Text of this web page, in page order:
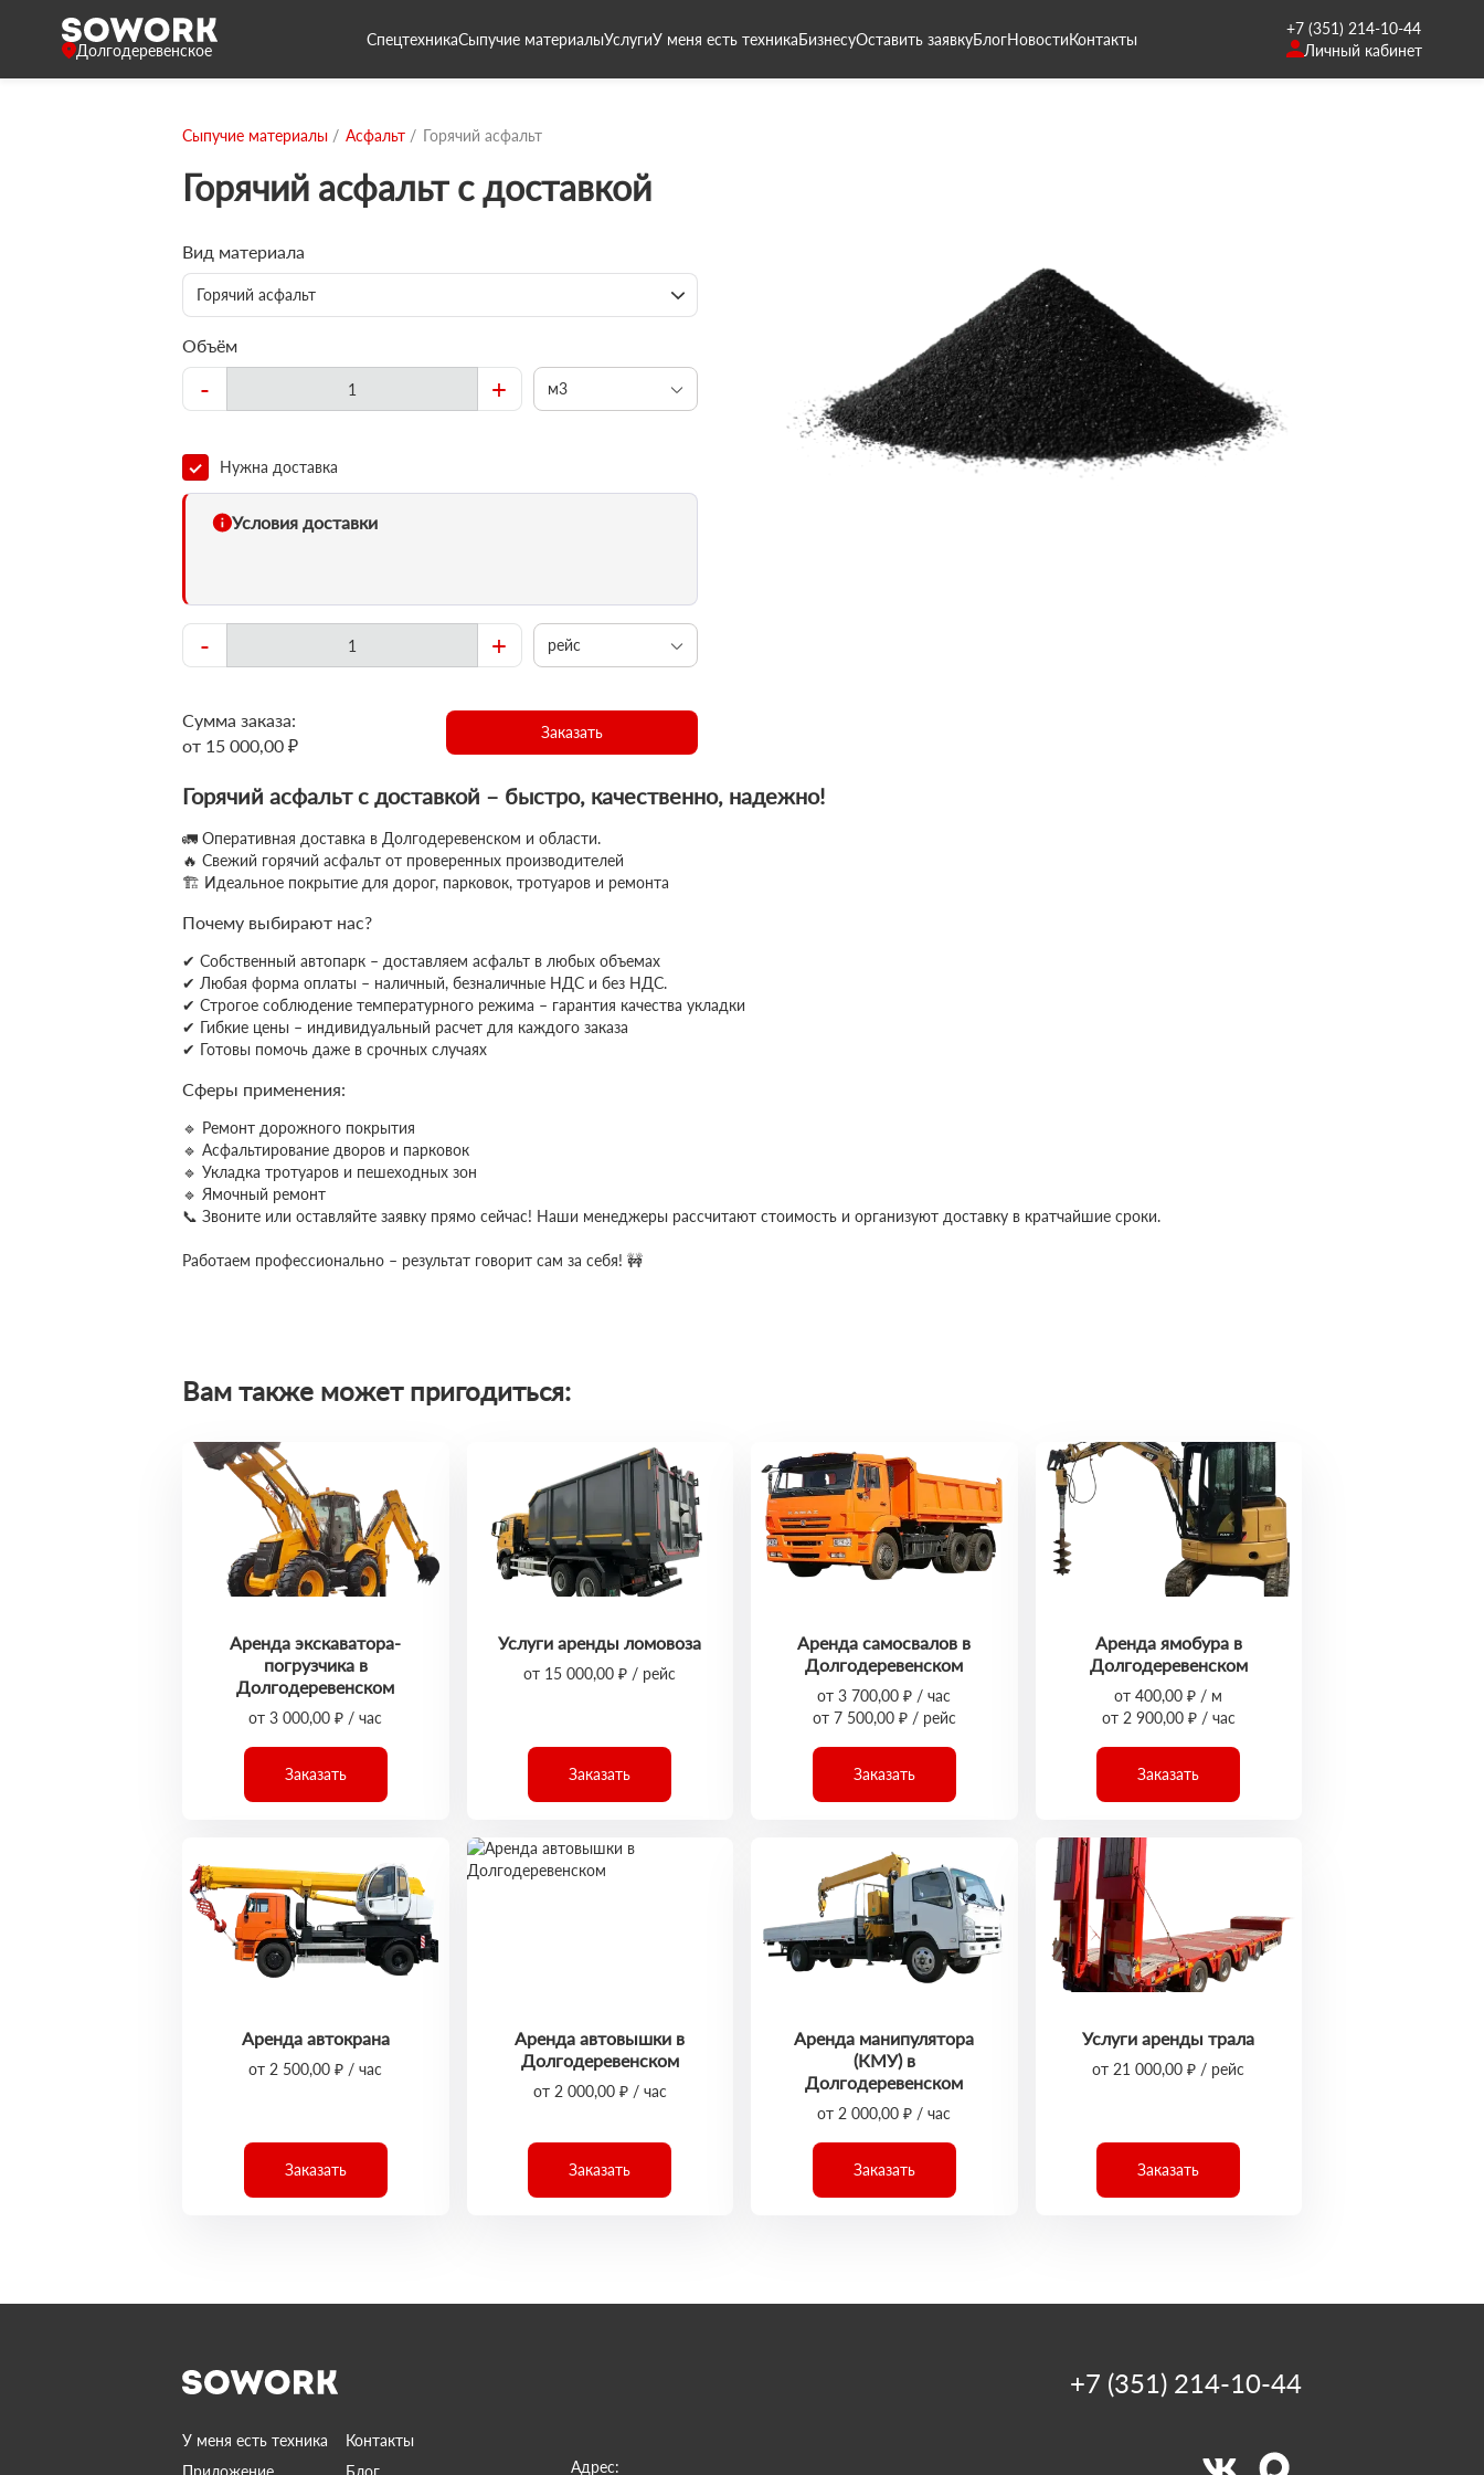
Долгодеревенское
СпецтехникаСыпучие материалыУслугиУ меня есть техникаБизнесуОставить заявкуБлогНовостиКонтакты
+7 (351) 214-10-44
Личный кабинет
Сыпучие материалы Асфальт Горячий асфальт
Горячий асфальт с доставкой
Вид материала
Горячий асфальт
Объём
- + м3
Нужна доставка
Условия доставки
- + рейс
Сумма заказа:
от 15 000,00 ₽
Заказать
Горячий асфальт с доставкой – быстро, качественно, надежно!
🚛 Оперативная доставка в Долгодеревенском и области.
🔥 Свежий горячий асфальт от проверенных производителей
🏗 Идеальное покрытие для дорог, парковок, тротуаров и ремонта
Почему выбирают нас?
✔ Собственный автопарк – доставляем асфальт в любых объемах
✔ Любая форма оплаты – наличный, безналичные НДС и без НДС.
✔ Строгое соблюдение температурного режима – гарантия качества укладки
✔ Гибкие цены – индивидуальный расчет для каждого заказа
✔ Готовы помочь даже в срочных случаях
Сферы применения:
🔹 Ремонт дорожного покрытия
🔹 Асфальтирование дворов и парковок
🔹 Укладка тротуаров и пешеходных зон
🔹 Ямочный ремонт
📞 Звоните или оставляйте заявку прямо сейчас! Наши менеджеры рассчитают стоимость и организуют доставку в кратчайшие сроки.
Работаем профессионально – результат говорит сам за себя! 🚧
Вам также может пригодиться:
Аренда экскаватора-
погрузчика в
Долгодеревенском
от 3 000,00 ₽ / час
Заказать
Услуги аренды ломовоза
от 15 000,00 ₽ / рейс
Заказать
Аренда самосвалов в
Долгодеревенском
от 3 700,00 ₽ / час
от 7 500,00 ₽ / рейс
Заказать
Аренда ямобура в
Долгодеревенском
от 400,00 ₽ / м
от 2 900,00 ₽ / час
Заказать
Аренда автокрана
от 2 500,00 ₽ / час
Заказать
Аренда автовышки в
Долгодеревенском
от 2 000,00 ₽ / час
Заказать
Аренда манипулятора
(КМУ) в
Долгодеревенском
от 2 000,00 ₽ / час
Заказать
Услуги аренды трала
от 21 000,00 ₽ / рейс
Заказать
У меня есть техника
Контакты
Приложение
Блог Адрес:
+7 (351) 214-10-44